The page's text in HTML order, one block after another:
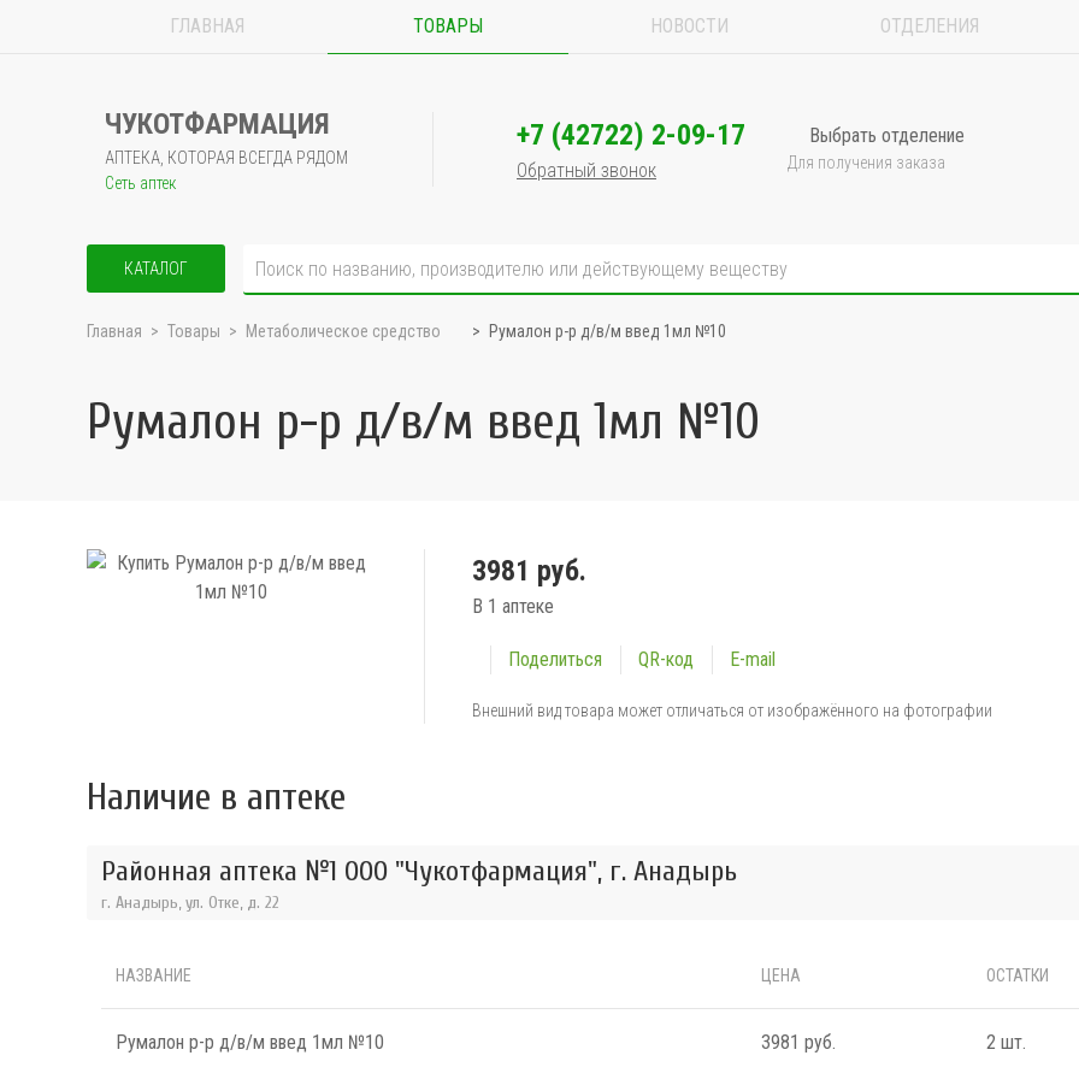
ГЛАВНАЯ ТОВАРЫ НОВОСТИ ОТДЕЛЕНИЯ
ЧУКОТФАРМАЦИЯ
АПТЕКА, КОТОРАЯ ВСЕГДА РЯДОМ
Сеть аптек
+7 (42722) 2-09-17
Обратный звонок
Выбрать отделение
Для получения заказа
КАТАЛОГ
Главная Товары Метаболическое средство Румалон р-р д/в/м введ 1мл №10
Румалон р-р д/в/м введ 1мл №10
3981 руб.
В 1 аптеке
Поделиться QR-код E-mail
Внешний вид товара может отличаться от изображённого на фотографии
Наличие в аптеке
Районная аптека №1 ООО "Чукотфармация", г. Анадырь
г. Анадырь, ул. Отке, д. 22
НАЗВАНИЕ ЦЕНА ОСТАТКИ
Румалон р-р д/в/м введ 1мл №10 3981 руб. 2 шт.